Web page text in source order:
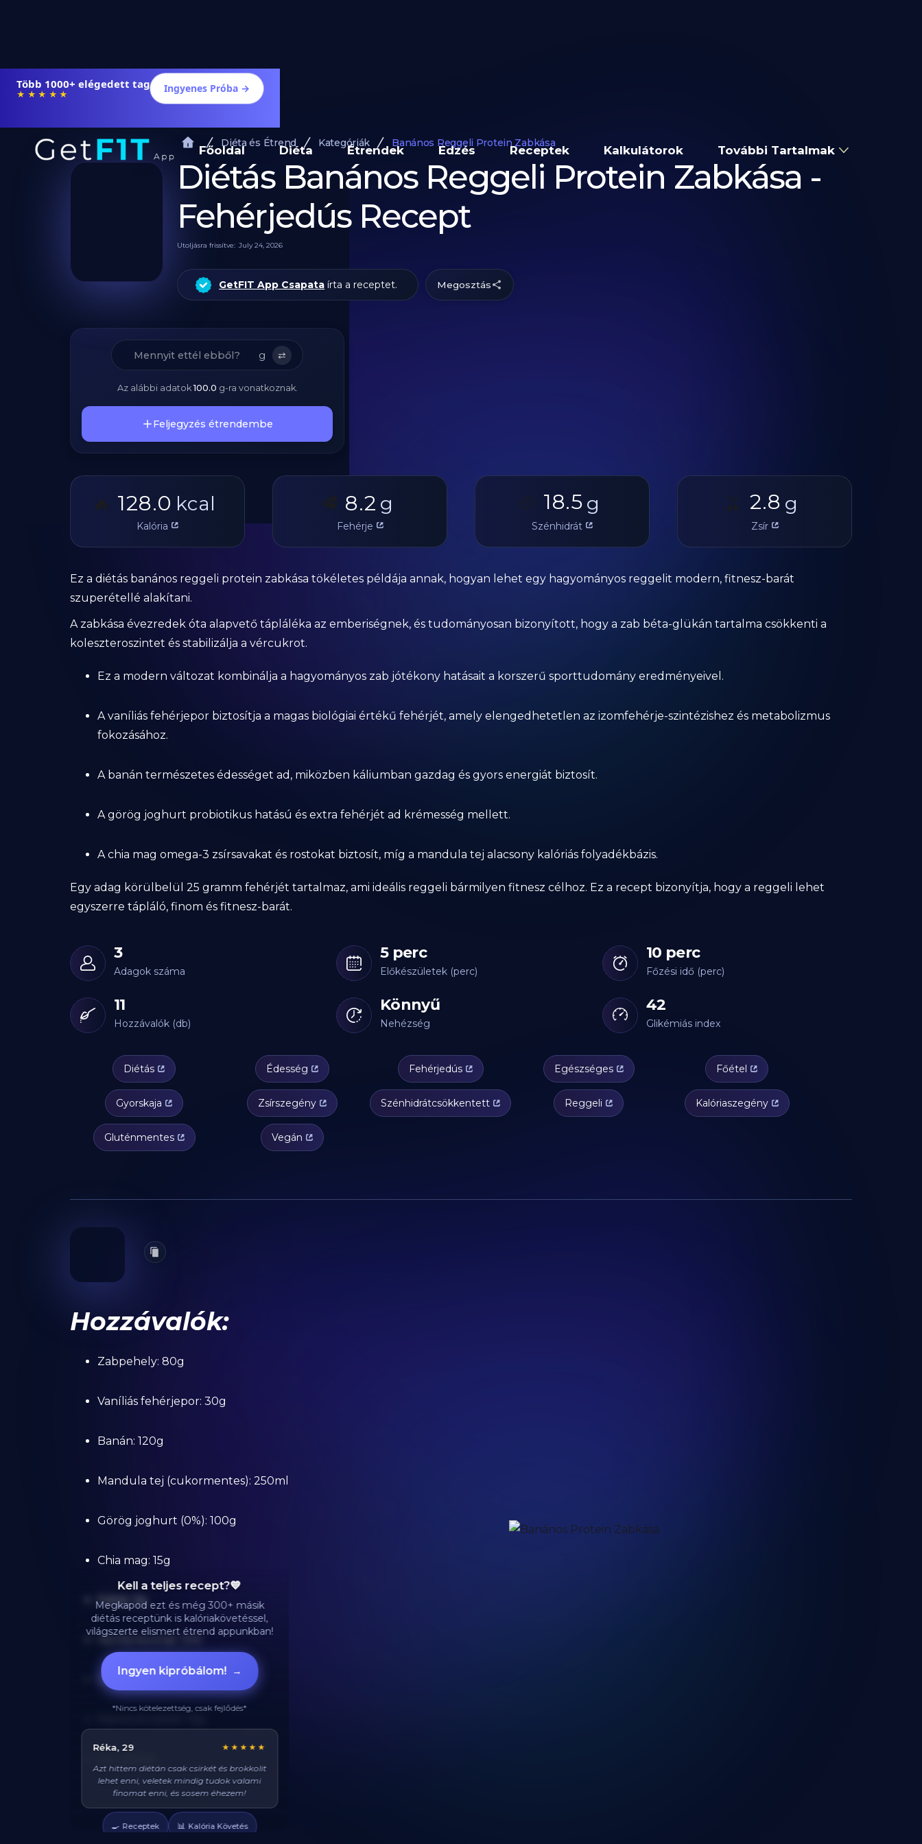
Étrendek, receptek és edzéstervek
★★★★★ Ingyenes Próba →
Főoldal Diéta Étrendek Edzés Receptek Kalkulátorok További Tartalmak
Diéta és Étrend Kategóriák Banános Reggeli Protein Zabkása
Diétás Banános Reggeli Protein Zabkása -
Fehérjedús Recept
Utoljásra frissítve: July 24, 2026
GetFIT App Csapata írta a receptet. Megosztás
g ⇄
Az alábbi adatok100.0 g-ra vonatkoznak.
Feljegyzés étrendembe
🔥 128.0 kcal
Kalória
🥩 8.2 g
Fehérje
🥔 18.5 g
Szénhidrát
🫒 2.8 g
Zsír
Ez a diétás banános reggeli protein zabkása tökéletes példája annak, hogyan lehet egy hagyományos reggelit modern, fitnesz-barát
szuperétellé alakítani.
A zabkása évezredek óta alapvető tápláléka az emberiségnek, és tudományosan bizonyított, hogy a zab béta-glükán tartalma csökkenti a
koleszteroszintet és stabilizálja a vércukrot.
Ez a modern változat kombinálja a hagyományos zab jótékony hatásait a korszerű sporttudomány eredményeivel.
A vaníliás fehérjepor biztosítja a magas biológiai értékű fehérjét, amely elengedhetetlen az izomfehérje-szintézishez és metabolizmus
fokozásához.
A banán természetes édességet ad, miközben káliumban gazdag és gyors energiát biztosít.
A görög joghurt probiotikus hatású és extra fehérjét ad krémesség mellett.
A chia mag omega-3 zsírsavakat és rostokat biztosít, míg a mandula tej alacsony kalóriás folyadékbázis.
Egy adag körülbelül 25 gramm fehérjét tartalmaz, ami ideális reggeli bármilyen fitnesz célhoz. Ez a recept bizonyítja, hogy a reggeli lehet
egyszerre tápláló, finom és fitnesz-barát.
3
Adagok száma
5 perc
Előkészületek (perc)
10 perc
Főzési idő (perc)
11
Hozzávalók (db)
Könnyű
Nehézség
42
Glikémiás index
Diétás Édesség Fehérjedús Egészséges Főétel
Gyorskaja Zsírszegény Szénhidrátcsökkentett Reggeli Kalóriaszegény
Gluténmentes Vegán
Hozzávalók:
Zabpehely: 80g
Vaníliás fehérjepor: 30g
Banán: 120g
Mandula tej (cukormentes): 250ml
Görög joghurt (0%): 100g
Chia mag: 15g
Fahéj: 3g
Vanília kivonat: 3ml
Stevia: 2g
Kell a teljes recept?💙
Megkapod ezt és még 300+ másik
diétás receptünk is kalóriakövetéssel,
világszerte elismert étrend appunkban!
Ingyen kipróbálom! →
*Nincs kötelezettség, csak fejlődés*
Balázs, 38 ★★★★★
Végre tudom pontosan mennyi fehérjét
eszem naponta. A kaloriaszámláló sokat
segít, előtte össze-vissza zabáltam...
🍳 Receptek 📊 Kalória Követés